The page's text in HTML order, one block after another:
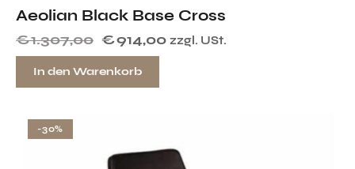
Aeolian Black Base Cross
€1.307,00 €914,00 zzgl. USt.
In den Warenkorb
-30%